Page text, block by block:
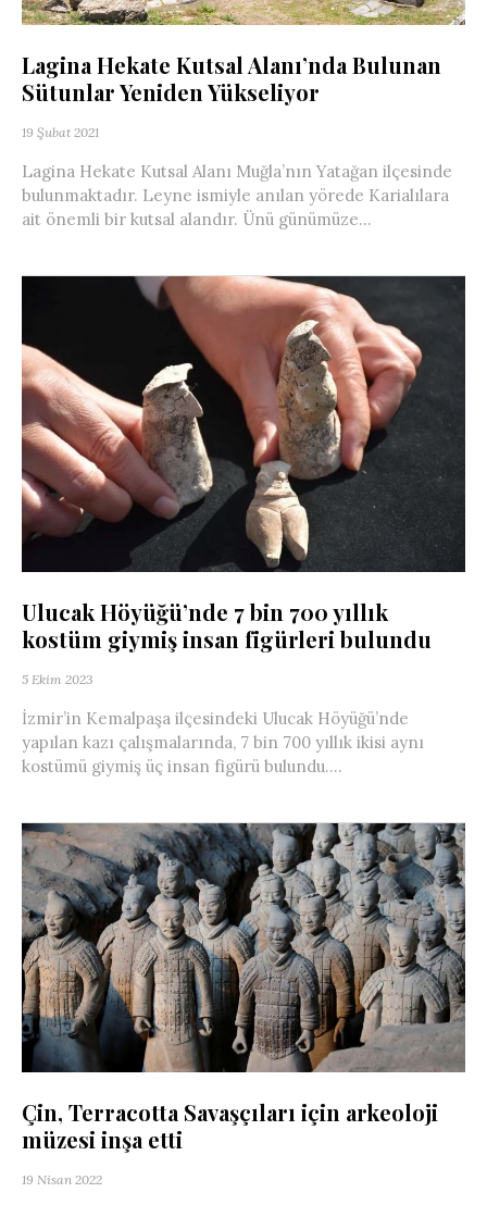
Lagina Hekate Kutsal Alanı’nda Bulunan
Sütunlar Yeniden Yükseliyor
19 Şubat 2021
Lagina Hekate Kutsal Alanı Muğla’nın Yatağan ilçesinde
bulunmaktadır. Leyne ismiyle anılan yörede Karialılara
ait önemli bir kutsal alandır. Ünü günümüze...
Ulucak Höyüğü’nde 7 bin 700 yıllık
kostüm giymiş insan figürleri bulundu
5 Ekim 2023
İzmir’in Kemalpaşa ilçesindeki Ulucak Höyüğü’nde
yapılan kazı çalışmalarında, 7 bin 700 yıllık ikisi aynı
kostümü giymiş üç insan figürü bulundu....
Çin, Terracotta Savaşçıları için arkeoloji
müzesi inşa etti
19 Nisan 2022